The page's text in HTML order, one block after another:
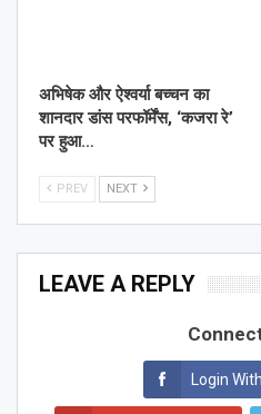
अभिषेक और ऐश्वर्या बच्चन का
शानदार डांस परफॉर्मेंस, ‘कजरा रे’
पर हुआ…
PREV NEXT
LEAVE A REPLY
Login